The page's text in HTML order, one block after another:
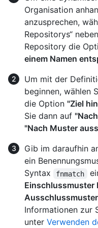
Organisation
anzusprechen,
Repositorys“
Repository die
einem Namen
Um mit der
beginnen, wählen
die Option "Ziel
Sie dann auf
"Nach Muster
Gib im daraufhin
ein
Syntax
fnmatch
Einschlussmuster
Informationen zur
unter Verwenden